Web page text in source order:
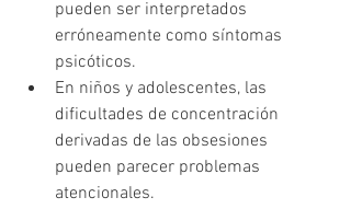
pueden ser interpretados
erróneamente como síntomas
psicóticos.
En niños y adolescentes, las
dificultades de concentración
derivadas de las obsesiones
pueden parecer problemas
atencionales.